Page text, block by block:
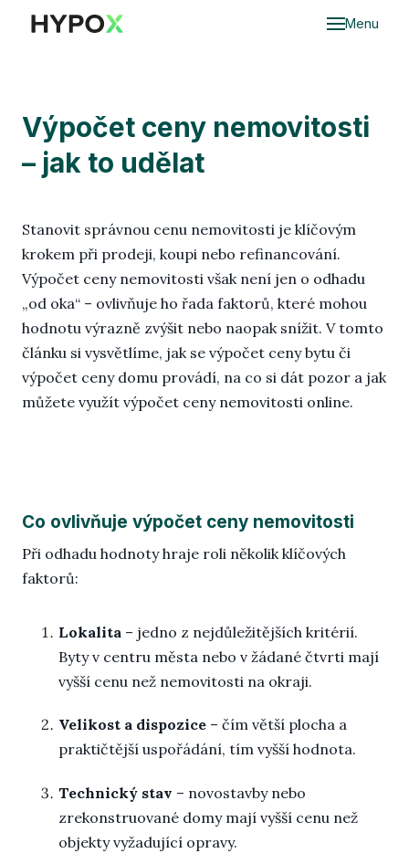
Menu
Výpočet ceny nemovitosti
– jak to udělat
Stanovit správnou cenu nemovitosti je klíčovým
krokem při prodeji, koupi nebo refinancování.
Výpočet ceny nemovitosti však není jen o odhadu
„od oka“ – ovlivňuje ho řada faktorů, které mohou
hodnotu výrazně zvýšit nebo naopak snížit. V tomto
článku si vysvětlíme, jak se výpočet ceny bytu či
výpočet ceny domu provádí, na co si dát pozor a jak
můžete využít výpočet ceny nemovitosti online.
Co ovlivňuje výpočet ceny nemovitosti
Při odhadu hodnoty hraje roli několik klíčových
faktorů:
Lokalita – jedno z nejdůležitějších kritérií.
Byty v centru města nebo v žádané čtvrti mají
vyšší cenu než nemovitosti na okraji.
Velikost a dispozice – čím větší plocha a
praktičtější uspořádání, tím vyšší hodnota.
Technický stav – novostavby nebo
zrekonstruované domy mají vyšší cenu než
objekty vyžadující opravy.